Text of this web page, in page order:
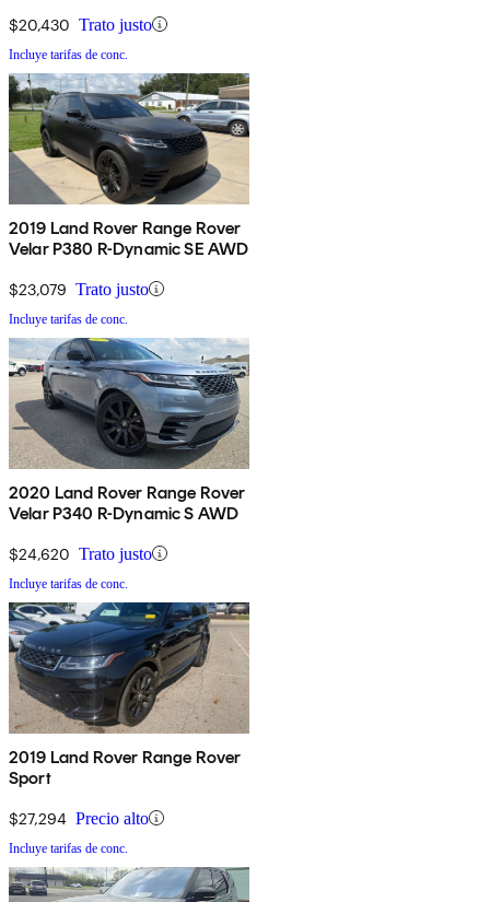
$20,430 Trato justo
Incluye tarifas de conc.
2019 Land Rover Range Rover
Velar P380 R-Dynamic SE AWD
$23,079 Trato justo
Incluye tarifas de conc.
2020 Land Rover Range Rover
Velar P340 R-Dynamic S AWD
$24,620 Trato justo
Incluye tarifas de conc.
2019 Land Rover Range Rover
Sport
$27,294 Precio alto
Incluye tarifas de conc.